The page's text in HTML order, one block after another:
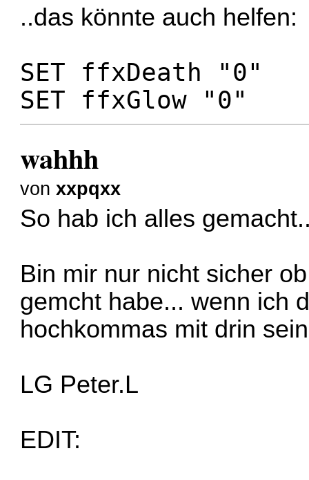
..das könnte auch helfen:
SET ffxDeath "0"
SET ffxGlow "0"
wahhh
vonxxpqxx
So hab ich alles
Bin mir nur nicht sicher
gemcht habe... wenn ich
hochkommas mit drin
LG Peter.L
EDIT: